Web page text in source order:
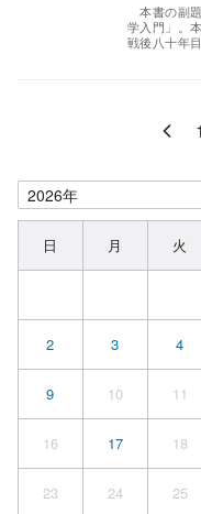
本書の副
学入門」。
戦後八十年
1
日 月 火
2 3 4
9 10 11
16 17 18
23 24 25